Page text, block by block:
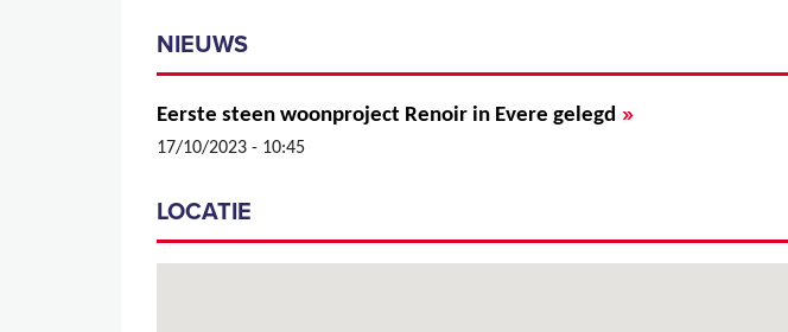
NIEUWS
Eerste steen woonproject Renoir in Evere gelegd »
17/10/2023 - 10:45
LOCATIE